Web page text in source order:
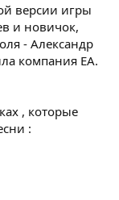
версии игры
и новичок,
- Александр
компания EA.
, которые
: